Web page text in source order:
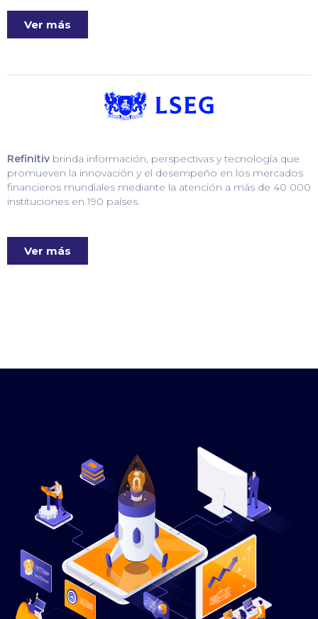
Ver más
Refinitiv brinda información, perspectivas y tecnología que
promueven la innovación y el desempeño en los mercados
financieros mundiales mediante la atención a más de 40 000
instituciones en 190 países.
Ver más